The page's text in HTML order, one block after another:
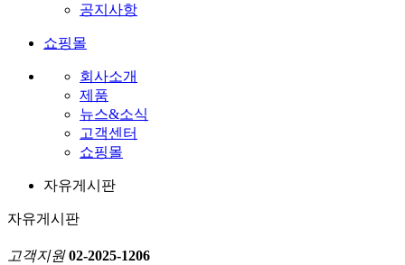
공지사항
쇼핑몰
회사소개
제품
뉴스&소식
고객센터
쇼핑몰
자유게시판
자유게시판
고객지원 02-2025-1206